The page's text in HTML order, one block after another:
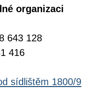
organizaci
643 128
416
sídlištěm 1800/9